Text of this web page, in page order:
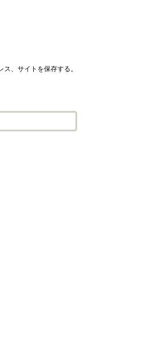
、サイトを保存する。